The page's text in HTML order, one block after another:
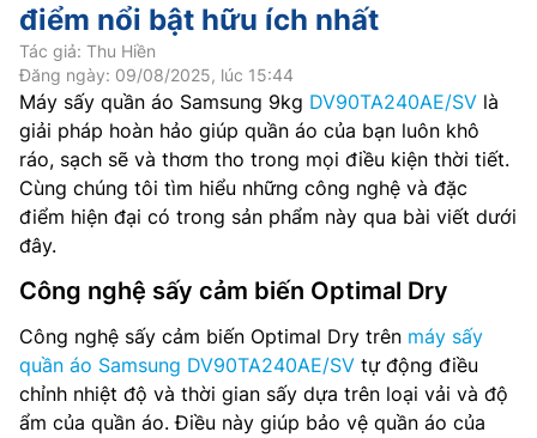
điểm nổi bật hữu ích nhất
Tác giả: Thu Hiền
Đăng ngày: 09/08/2025, lúc 15:44
Máy sấy quần áo Samsung 9kg DV90TA240AE/SV là
giải pháp hoàn hảo giúp quần áo của bạn luôn khô
ráo, sạch sẽ và thơm tho trong mọi điều kiện thời tiết.
Cùng chúng tôi tìm hiểu những công nghệ và đặc
điểm hiện đại có trong sản phẩm này qua bài viết dưới
đây.
Công nghệ sấy cảm biến Optimal Dry
Công nghệ sấy cảm biến Optimal Dry trên máy sấy
quần áo Samsung DV90TA240AE/SV tự động điều
chỉnh nhiệt độ và thời gian sấy dựa trên loại vải và độ
ẩm của quần áo. Điều này giúp bảo vệ quần áo của